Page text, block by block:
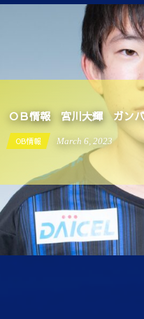
ＯＢ情報 宮川大輝 ガンバ
OB情報 March 6 2023